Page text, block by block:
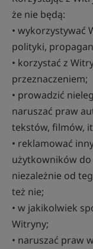
że nie będą:
• wykorzystywać
polityki,
• korzystać z
przeznaczeniem;
• prowadzić
naruszać praw
tekstów, filmów,
• reklamować
użytkowników do
niezależnie od
też nie;
• w jakikolwiek
Witryny;
• naruszać praw